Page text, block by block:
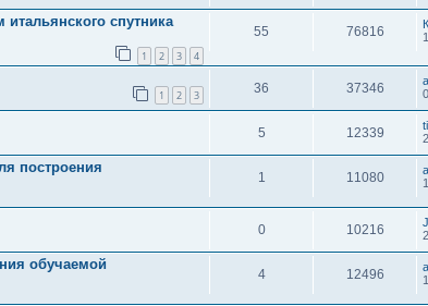
спутника
1 2 3 4
55 76816
1 2 3
36 37346
5 12339
построения
1 11080
0 10216
обучаемой
4 12496